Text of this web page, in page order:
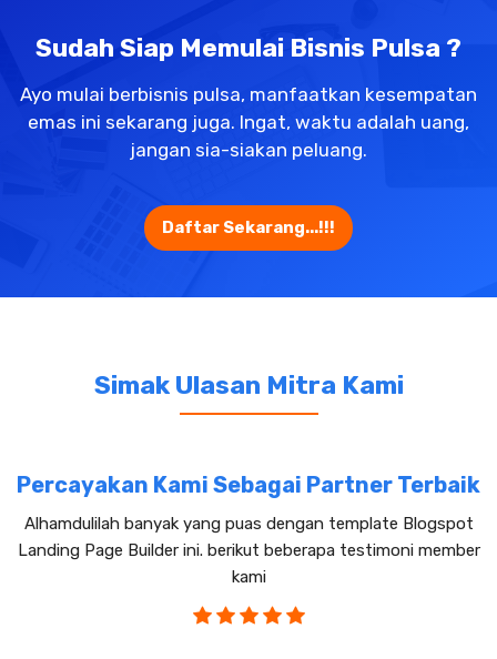
Sudah Siap Memulai Bisnis Pulsa ?
Ayo mulai berbisnis pulsa, manfaatkan kesempatan
emas ini sekarang juga. Ingat, waktu adalah uang,
jangan sia-siakan peluang.
Daftar Sekarang...!!!
Simak Ulasan Mitra Kami
Percayakan Kami Sebagai Partner Terbaik
Alhamdulilah banyak yang puas dengan template Blogspot
Landing Page Builder ini. berikut beberapa testimoni member
kami